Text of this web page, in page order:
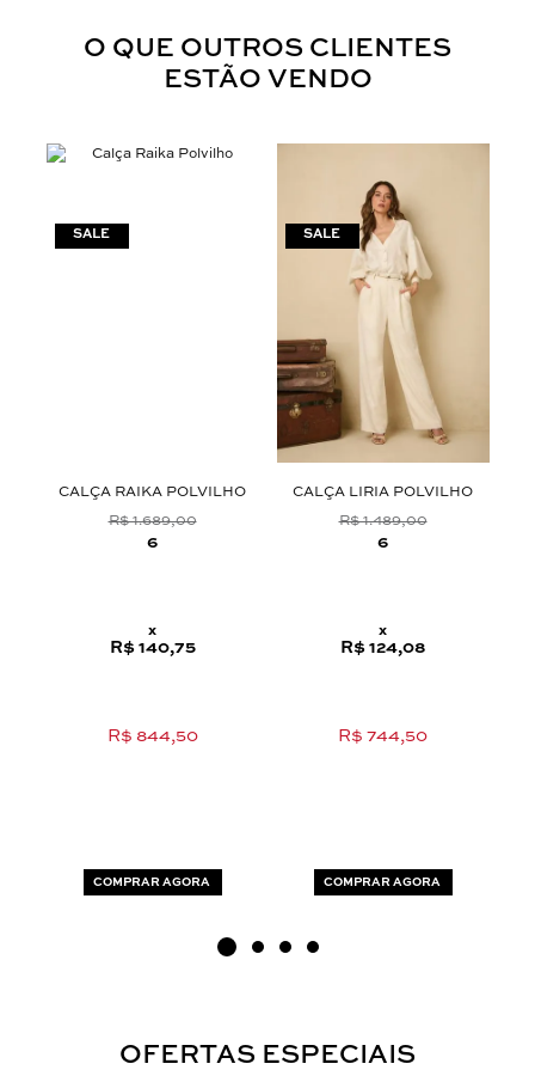
O QUE OUTROS CLIENTES
ESTÃO VENDO
CALÇA RAIKA POLVILHO
R$ 1.689,00
6
x
R$ 140,75
R$ 844,50
COMPRAR AGORA
CALÇA LIRIA POLVILHO
R$ 1.489,00
6
x
R$ 124,08
R$ 744,50
COMPRAR AGORA
OFERTAS ESPECIAIS